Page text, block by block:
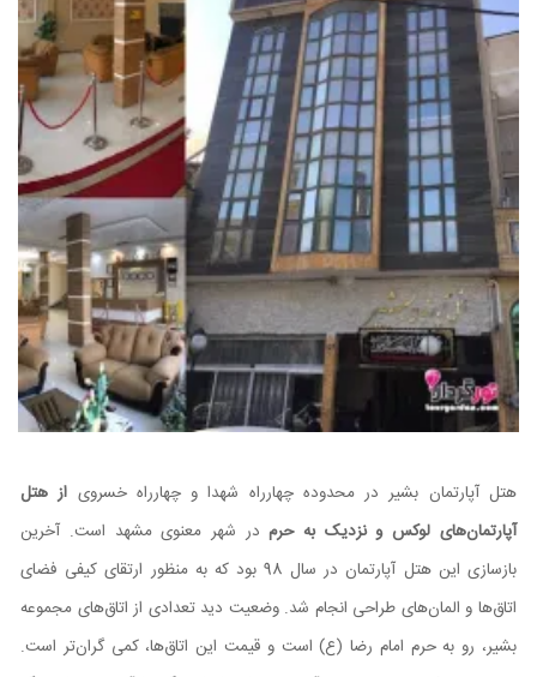
هتل آپارتمان بشیر در محدوده چهارراه شهدا و چهارراه خسروی از هتل
آپارتمان‌های لوکس و نزدیک به حرم در شهر معنوی مشهد است. آخرین
بازسازی این هتل آپارتمان در سال 98 بود که به منظور ارتقای کیفی فضای
اتاق‌ها و المان‌های طراحی انجام شد. وضعیت دید تعدادی از اتاق‌های مجموعه
بشیر، رو به حرم امام رضا (ع) است و قیمت این اتاق‌ها، کمی گران‌تر است.